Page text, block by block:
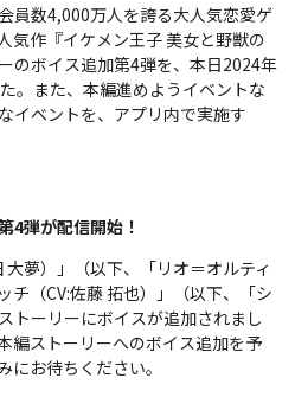
員数4,000万人を誇る大人気恋愛ゲ
気作『イケメン王子 美女と野獣の
のボイス追加第4弾を、本日2024年
。また、本編進めようイベントな
イベントを、アプリ内で実施す
4弾が配信開始！
大夢）」（以下、「リオ＝オルティ
チ（CV:佐藤 拓也）」（以下、「シ
トーリーにボイスが追加されまし
編ストーリーへのボイス追加を予
にお待ちください。